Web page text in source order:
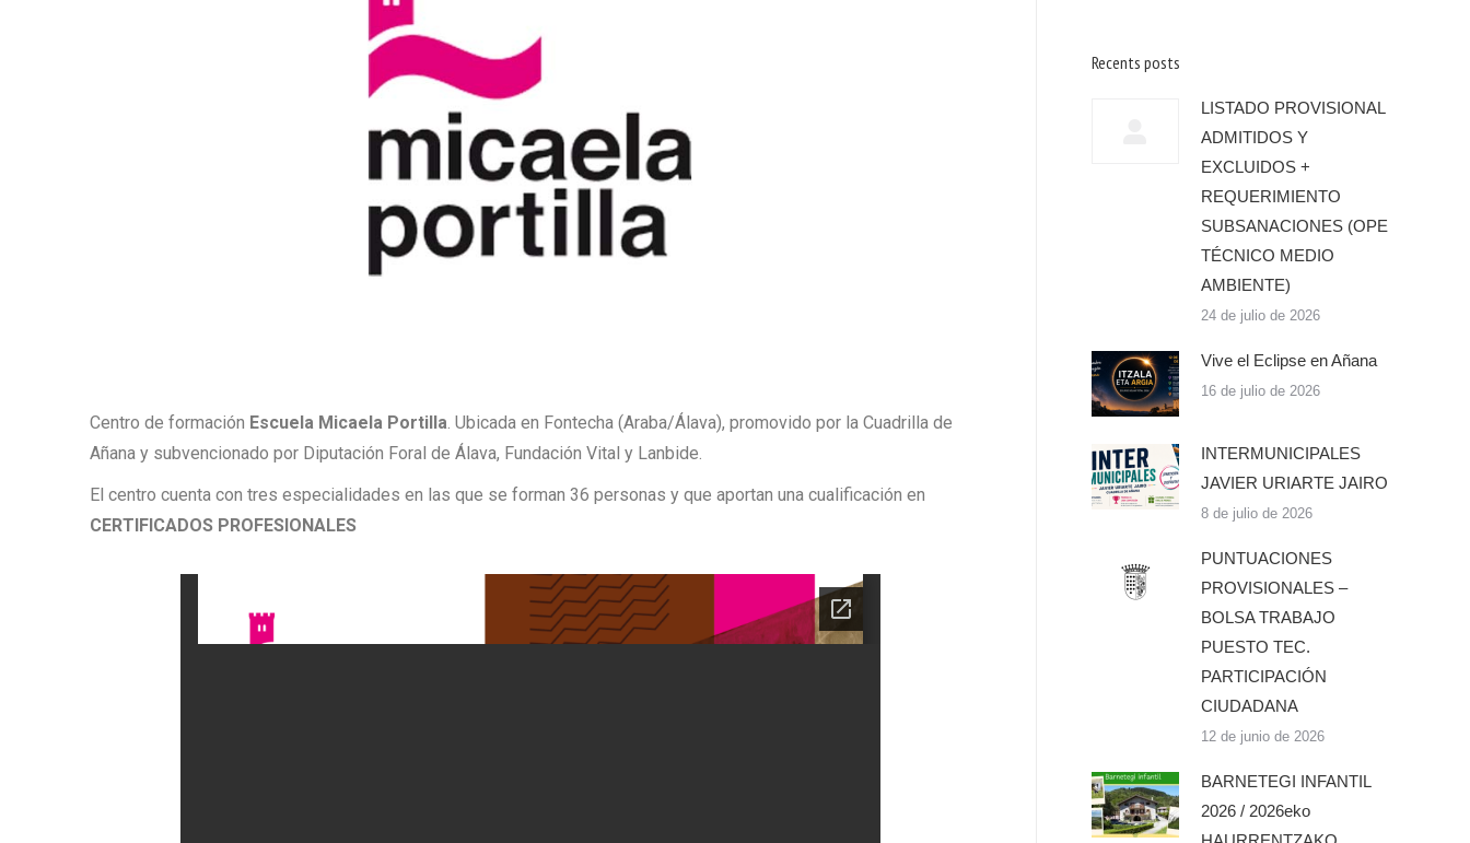
Centro de formación Escuela Micaela Portilla . Ubicada en Fontecha (Araba/Álava), promovido por la Cuadrilla de
Añana y subvencionado por Diputación Foral de Álava, Fundación Vital y Lanbide.
El centro cuenta con tres especialidades en las que se forman 36 personas y que aportan una cualificación en
CERTIFICADOS PROFESIONALES
Recents posts
LISTADO PROVISIONAL
ADMITIDOS Y
EXCLUIDOS +
REQUERIMIENTO
SUBSANACIONES (OPE
TÉCNICO MEDIO
AMBIENTE)
24 de julio de 2026
Vive el Eclipse en Añana
16 de julio de 2026
INTERMUNICIPALES
JAVIER URIARTE JAIRO
8 de julio de 2026
PUNTUACIONES
PROVISIONALES –
BOLSA TRABAJO
PUESTO TEC.
PARTICIPACIÓN
CIUDADANA
12 de junio de 2026
BARNETEGI INFANTIL
2026 / 2026eko